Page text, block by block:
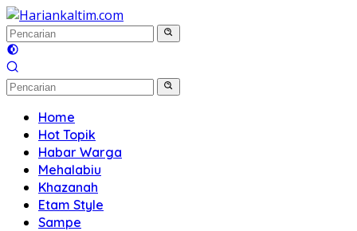
Langsung
ke
konten
Home
Hot Topik
Habar Warga
Mehalabiu
Khazanah
Etam Style
Sampe